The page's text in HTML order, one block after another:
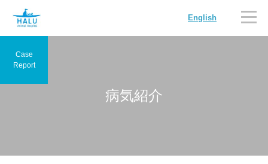
English
病気紹介
Case
Report